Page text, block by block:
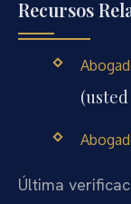
Recursos
Última